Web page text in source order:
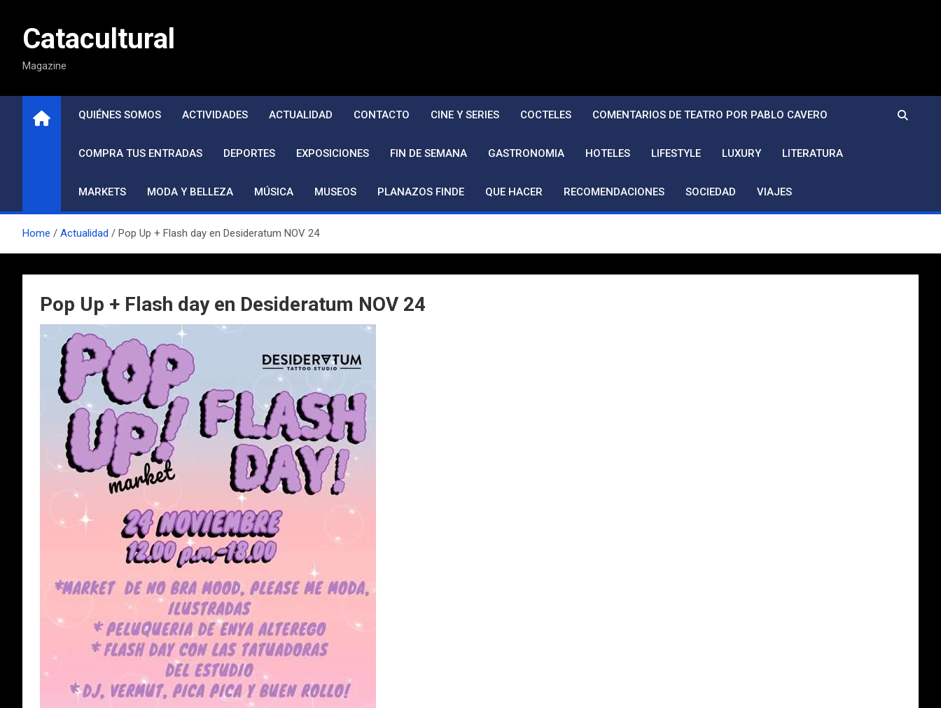
contenidoCatacultural
Magazine
QUIÉNES SOMOS ACTIVIDADES ACTUALIDAD CONTACTO CINE Y SERIES COCTELES COMENTARIOS DE TEATRO POR PABLO CAVERO
COMPRA TUS ENTRADAS DEPORTES EXPOSICIONES FIN DE SEMANA GASTRONOMIA HOTELES LIFESTYLE LUXURY LITERATURA
MARKETS MODA Y BELLEZA MÚSICA MUSEOS PLANAZOS FINDE QUE HACER RECOMENDACIONES SOCIEDAD VIAJES
Home Actualidad Pop Up + Flash day en Desideratum NOV 24
Pop Up + Flash day en Desideratum NOV 24